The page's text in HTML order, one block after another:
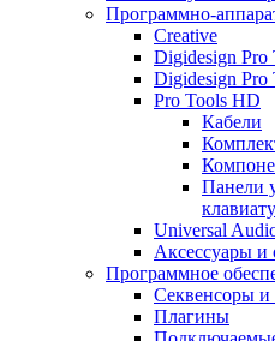
Программно-
Creative
Digidesign Pro
Digidesign Pro
Pro Tools HD
Кабели
Панели
Universal
Аксессуары и
Программное
Cеквенсоры и
Плагины